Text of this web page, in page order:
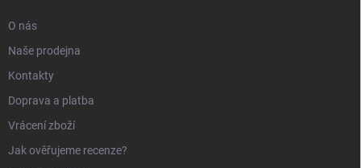
O nás
Naše prodejna
Kontakty
Doprava a platba
Vrácení zboží
Jak ověřujeme recenze?